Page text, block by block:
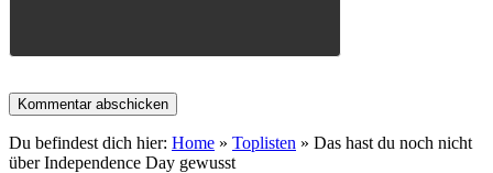
Du befindest dich hier: Home » Toplisten » Das hast du noch nicht
über Independence Day gewusst